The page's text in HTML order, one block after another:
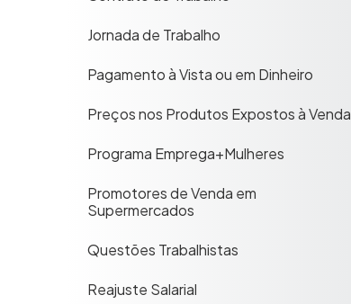
Jornada de Trabalho
Pagamento à Vista ou em Dinheiro
Preços nos Produtos Expostos à Venda
Programa Emprega+Mulheres
Promotores de Venda em
Supermercados
Questões Trabalhistas
Reajuste Salarial